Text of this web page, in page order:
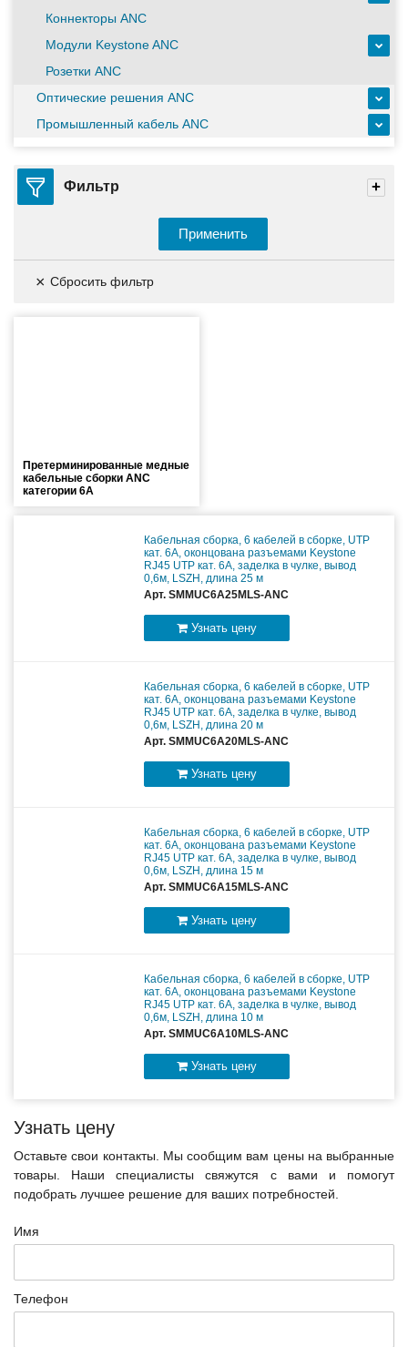
товара производиться не будет!
ИБП с мощным зарядным устройством и
Оборудование связи и решения для электрических
Коннекторы ANC
Модули Keystone ANC
Розетки ANC
Оптические решения ANC
Промышленный кабель ANC
Фильтр
Применить
× Сбросить фильтр
Претерминированные медные
кабельные сборки ANC
категории 6A
Кабельная сборка, 6 кабелей в сборке, UTP
кат. 6A, оконцована разъемами Keystone
RJ45 UTP кат. 6A, заделка в чулке, вывод
0,6м, LSZH, длина 25 м
Арт. SMMUC6A25MLS-ANC
Узнать цену
Кабельная сборка, 6 кабелей в сборке, UTP
кат. 6A, оконцована разъемами Keystone
RJ45 UTP кат. 6A, заделка в чулке, вывод
0,6м, LSZH, длина 20 м
Арт. SMMUC6A20MLS-ANC
Узнать цену
Кабельная сборка, 6 кабелей в сборке, UTP
кат. 6A, оконцована разъемами Keystone
RJ45 UTP кат. 6A, заделка в чулке, вывод
0,6м, LSZH, длина 15 м
Арт. SMMUC6A15MLS-ANC
Узнать цену
Кабельная сборка, 6 кабелей в сборке, UTP
кат. 6A, оконцована разъемами Keystone
RJ45 UTP кат. 6A, заделка в чулке, вывод
0,6м, LSZH, длина 10 м
Арт. SMMUC6A10MLS-ANC
Узнать цену
Узнать цену
Оставьте свои контакты. Мы сообщим вам цены на выбранные
товары. Наши специалисты свяжутся с вами и помогут
подобрать лучшее решение для ваших потребностей.
Имя
Телефон